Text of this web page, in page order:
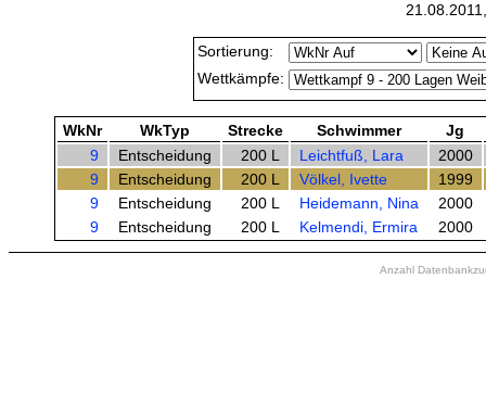
Sortierung:
Wettkämpfe:
WkNr WkTyp Strecke Schwimmer
Jg
9
Entscheidung 200 L Leichtfuß, Lara
2000
9
Entscheidung 200 L Völkel, Ivette
1999
9
Entscheidung 200 L Heidemann, Nina
2000
9
Entscheidung 200 L Kelmendi, Ermira 2000
Anzahl